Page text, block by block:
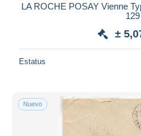
LA ROCHE POSAY Vienne
129
±
Estatus
Nuevo